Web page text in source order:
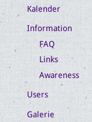
Kalender
Information
FAQ
Links
Awareness
Users
Galerie